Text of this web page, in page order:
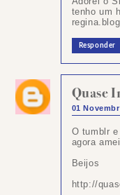
tenho um
Responder
Quase
01
O tumblr
agora
Beijos
http://